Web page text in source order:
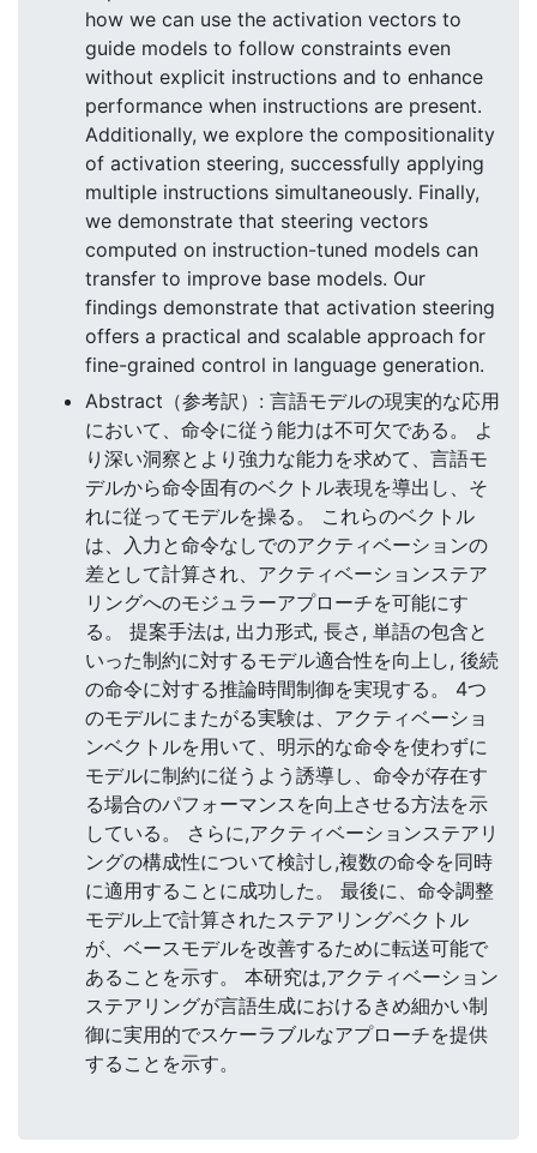
how we can use the activation vectors to
guide models to follow constraints even
without explicit instructions and to enhance
performance when instructions are present.
Additionally, we explore the compositionality
of activation steering, successfully applying
multiple instructions simultaneously. Finally,
we demonstrate that steering vectors
computed on instruction-tuned models can
transfer to improve base models. Our
findings demonstrate that activation steering
offers a practical and scalable approach for
fine-grained control in language generation.
Abstract（参考訳）: 言語モデルの現実的な応用
において、命令に従う能力は不可欠である。 よ
り深い洞察とより強力な能力を求めて、言語モ
デルから命令固有のベクトル表現を導出し、そ
れに従ってモデルを操る。 これらのベクトル
は、入力と命令なしでのアクティベーションの
差として計算され、アクティベーションステア
リングへのモジュラーアプローチを可能にす
る。 提案手法は, 出力形式, 長さ, 単語の包含と
いった制約に対するモデル適合性を向上し, 後続
の命令に対する推論時間制御を実現する。 4つ
のモデルにまたがる実験は、アクティベーショ
ンベクトルを用いて、明示的な命令を使わずに
モデルに制約に従うよう誘導し、命令が存在す
る場合のパフォーマンスを向上させる方法を示
している。 さらに,アクティベーションステアリ
ングの構成性について検討し,複数の命令を同時
に適用することに成功した。 最後に、命令調整
モデル上で計算されたステアリングベクトル
が、ベースモデルを改善するために転送可能で
あることを示す。 本研究は,アクティベーション
ステアリングが言語生成におけるきめ細かい制
御に実用的でスケーラブルなアプローチを提供
することを示す。